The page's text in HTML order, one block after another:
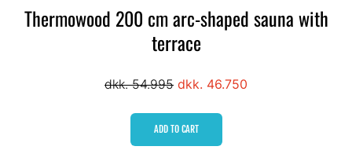
Thermowood 200 cm arc-shaped sauna with
terrace
dkk. 54.995 dkk. 46.750
ADD TO CART